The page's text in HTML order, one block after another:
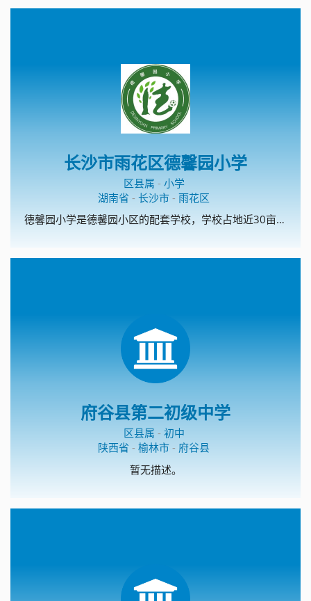
长沙市雨花区德馨园小学
区县属 - 小学
湖南省 - 长沙市 - 雨花区
德馨园小学是德馨园小区的配套学校，学校占地近30亩，建筑面积7000平米，拥有教学楼两栋，前后操场、运动场，共计36间教室，28间办公室。设计规划是一所24个教学班级的高起点、高标准的现代化学校。 德馨园小学是雨花区教育局根据《中小学办学条件一类标准》、着眼于学校长远发展、按长沙市现有学校中最好学校的标准超标建设的。学校设施完备，功能齐全，具备了创雨花区一流品牌学校的条件，是雨花教育的一颗未来之星。 在雨花教育局的正确领导下，在德馨园开发商及周边合作建设单位的共同努力下，德馨园小学拥有了美好的今天，我们坚信她必讲拥有更加精彩的明天。
府谷县第二初级中学
区县属 - 初中
陕西省 - 榆林市 - 府谷县
暂无描述。